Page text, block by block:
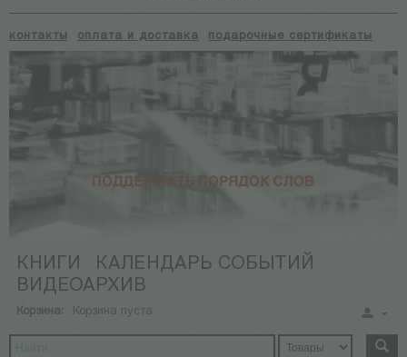
контакты оплата и доставка подарочные сертификаты
КНИГИ
КАЛЕНДАРЬ СОБЫТИЙ
ВИДЕОАРХИВ
Корзина: Корзина пуста